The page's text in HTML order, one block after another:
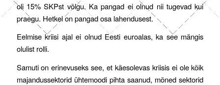
oli 15% SKPst võlgu. Ka pangad ei olnud nii tugevad kui
praegu. Hetkel on pangad osa lahendusest.
Eelmise kriisi ajal ei olnud Eesti euroalas, ka see mängis
olulist rolli.
Samuti on erinevuseks see, et käesolevas kriisis ei ole kõik
majandussektorid ühtemoodi pihta saanud, mõned sektorid